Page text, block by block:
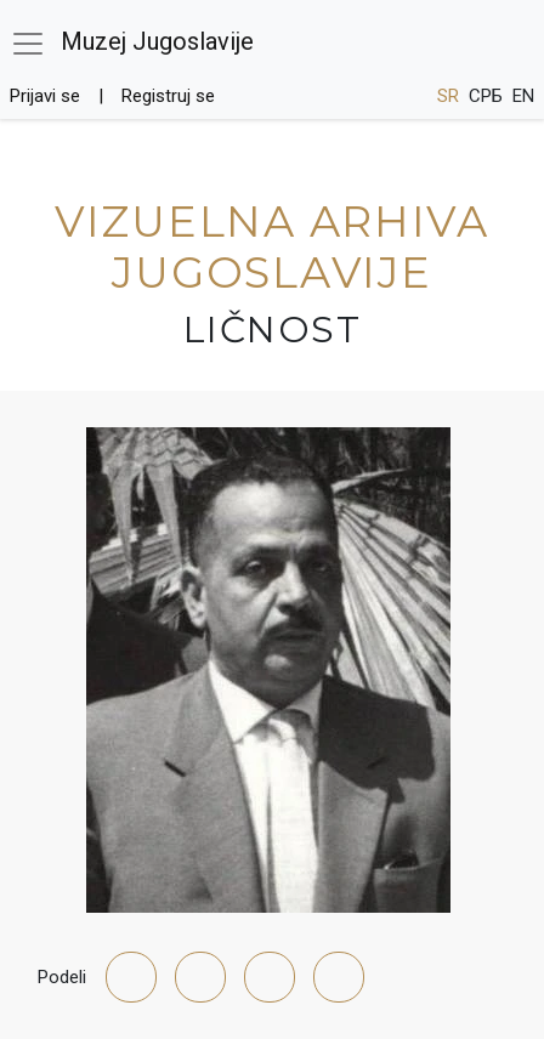
Muzej Jugoslavije
Prijavi se Registruj se SR СРБ EN
VIZUELNA ARHIVA
JUGOSLAVIJE
LIČNOST
Podeli